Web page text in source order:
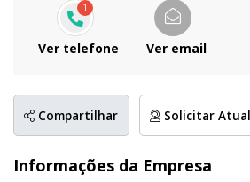
1
Ver telefone Ver email
Compartilhar Solicitar
Informações da Empresa